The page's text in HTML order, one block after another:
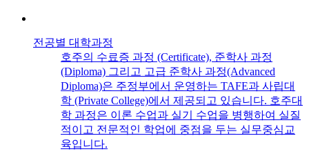
전공별 대학과정
호주의 수료증 과정 (Certificate), 준학사 과정
(Diploma) 그리고 고급 준학사 과정(Advanced
Diploma)은 주정부에서 운영하는 TAFE과 사립대
학 (Private College)에서 제공되고 있습니다. 호주대
학 과정은 이론 수업과 실기 수업을 병행하여 실질
적이고 전문적인 학업에 중점을 두는 실무중심교
육입니다.